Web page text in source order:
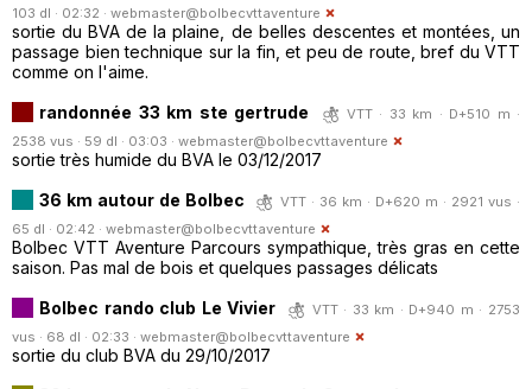
103 dl · 02:32 · webmaster@bolbecvttaventure
sortie du BVA de la plaine, de belles descentes et montées, un
passage bien technique sur la fin, et peu de route, bref du VTT
comme on l'aime.
randonnée 33 km ste gertrude
VTT · 33 km · D+510 m ·
2538 vus · 59 dl · 03:03 · webmaster@bolbecvttaventure
sortie très humide du BVA le 03/12/2017
36 km autour de Bolbec
VTT · 36 km · D+620 m · 2921 vus ·
65 dl · 02:42 · webmaster@bolbecvttaventure
Bolbec VTT Aventure Parcours sympathique, très gras en cette
saison. Pas mal de bois et quelques passages délicats
Bolbec rando club Le Vivier
VTT · 33 km · D+940 m · 2753
vus · 68 dl · 02:33 · webmaster@bolbecvttaventure
sortie du club BVA du 29/10/2017